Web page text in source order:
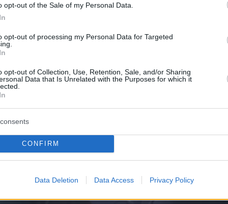
opt-out of the Sale of my Personal Data.
opt-out of processing my Personal Data for Targeted
opt-out of Collection, Use, Retention, Sale, and/or Sharing
Data that Is Unrelated with the Purposes for which it
CONFIRM
Data Deletion Data Access Privacy Policy
είχε σχεδιαστεί και γυριστεί».